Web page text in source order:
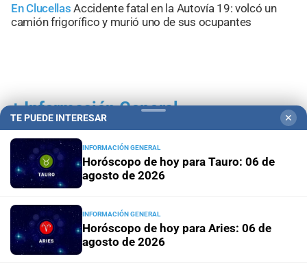
En Clucellas Accidente fatal en la Autovía 19: volcó un
camión frigorífico y murió uno de sus ocupantes
+Información General
TE PUEDE INTERESAR ✕
INFORMACIÓN GENERAL
Horóscopo de hoy para Tauro: 06 de
agosto de 2026
INFORMACIÓN GENERAL
Horóscopo de hoy para Aries: 06 de
agosto de 2026